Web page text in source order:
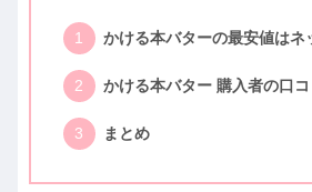
かける本バターの最安値はネ
かける本バター 購入者の口コ
まとめ